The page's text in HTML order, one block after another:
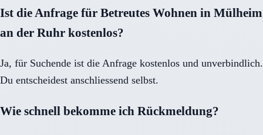
Ist die Anfrage für Betreutes Wohnen in Mülheim
an der Ruhr kostenlos?
Ja, für Suchende ist die Anfrage kostenlos und unverbindlich.
Du entscheidest anschliessend selbst.
Wie schnell bekomme ich Rückmeldung?